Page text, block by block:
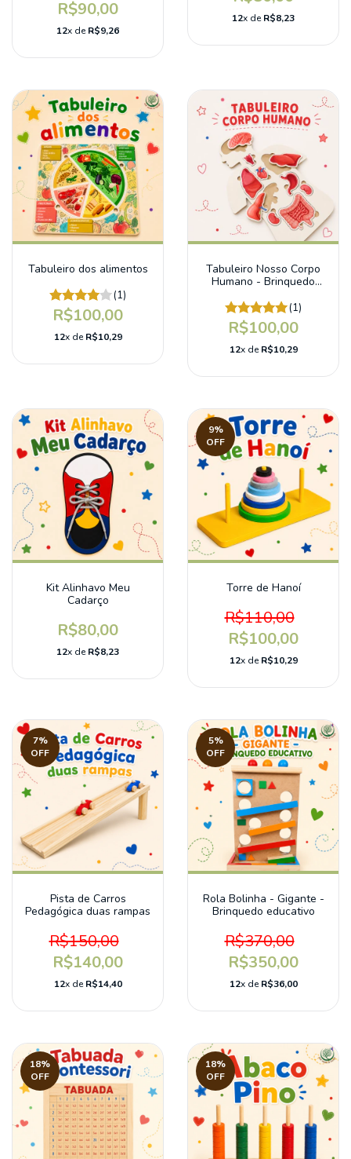
R$90,00
12x deR$9,26
12x deR$8,23
Tabuleiro dos alimentos
(1)
R$100,00
12x deR$10,29
Tabuleiro Nosso Corpo
Humano - Brinquedo
(1)
R$100,00
12x deR$10,29
Kit Alinhavo Meu
Cadarço
R$80,00
12x deR$8,23
9%
OFF
Torre de Hanoí
R$110,00
R$100,00
12x deR$10,29
7%
OFF
Pista de Carros
Pedagógica duas rampas
R$150,00
R$140,00
12x deR$14,40
5%
OFF
Rola Bolinha - Gigante -
Brinquedo educativo
R$370,00
R$350,00
12x deR$36,00
18%
OFF
18%
OFF